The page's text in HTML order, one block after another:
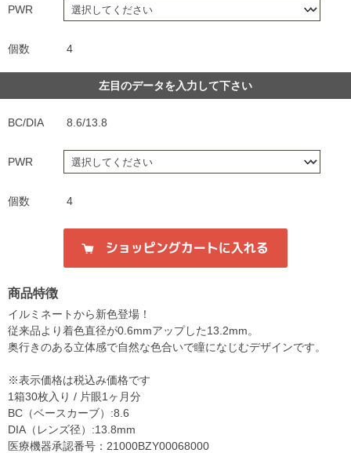
PWR
個数 4
左目のデータを入力して下さい
BC/DIA 8.6/13.8
PWR
個数 4
商品特徴
イルミネートから新色登場！
従来品より着色直径が0.6mmアップした13.2mm。
奥行きのある立体感で自然な色合いで瞳になじむデザインです。
※表示価格は税込み価格です
1箱30枚入り / 片眼1ヶ月分
BC（ベースカーブ）:8.6
DIA（レンズ径）:13.8mm
医療機器承認番号：21000BZY00068000